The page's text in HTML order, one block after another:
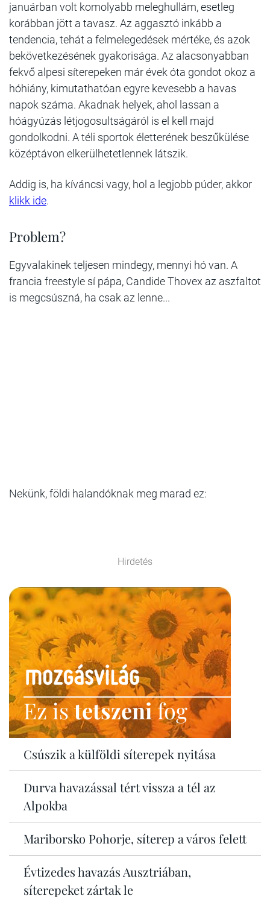
januárban volt komolyabb meleghullám, esetleg
korábban jött a tavasz. Az aggasztó inkább a
tendencia, tehát a felmelegedések mértéke, és azok
bekövetkezésének gyakorisága. Az alacsonyabban
fekvő alpesi síterepeken már évek óta gondot okoz a
hóhiány, kimutathatóan egyre kevesebb a havas
napok száma. Akadnak helyek, ahol lassan a
hóágyúzás létjogosultságáról is el kell majd
gondolkodni. A téli sportok életterének beszűkülése
középtávon elkerülhetetlennek látszik.
Addig is, ha kíváncsi vagy, hol a legjobb púder, akkor
klikk ide.
Problem?
Egyvalakinek teljesen mindegy, mennyi hó van. A
francia freestyle sí pápa, Candide Thovex az aszfaltot
is megcsúszná, ha csak az lenne...
Nekünk, földi halandóknak meg marad ez:
Hirdetés
Ez istetszenifog
Csúszik a külföldi síterepek nyitása
Durva havazással tért vissza a tél az
Alpokba
Mariborsko Pohorje, síterep a város felett
Évtizedes havazás Ausztriában,
síterepeket zártak le